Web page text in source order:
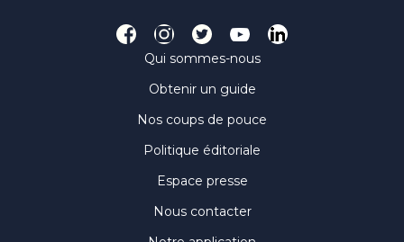
Qui sommes-nous
Obtenir un guide
Nos coups de pouce
Politique éditoriale
Espace presse
Nous contacter